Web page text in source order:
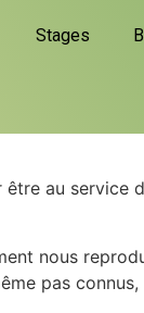
Stages
au service
nous
pas